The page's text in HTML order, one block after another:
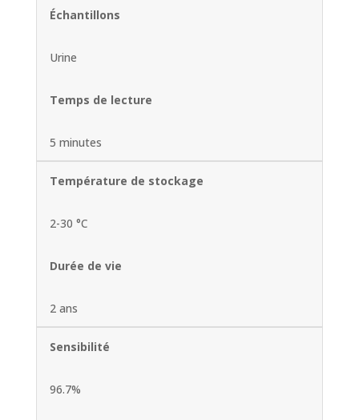
Échantillons
Urine
Temps de lecture
5 minutes
Température de stockage
2-30 °C
Durée de vie
2 ans
Sensibilité
96.7%